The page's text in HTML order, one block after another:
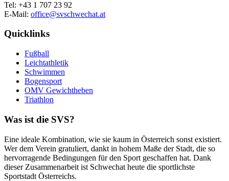
Tel: +43 1 707 23 92
E-Mail: office@svschwechat.at
Quicklinks
Fußball
Leichtathletik
Schwimmen
Bogensport
OMV Gewichtheben
Triathlon
Was ist die SVS?
Eine ideale Kombination, wie sie kaum in Österreich sonst existiert.
Wer dem Verein gratuliert, dankt in hohem Maße der Stadt, die so
hervorragende Bedingungen für den Sport geschaffen hat. Dank
dieser Zusammenarbeit ist Schwechat heute die sportlichste
Sportstadt Österreichs.